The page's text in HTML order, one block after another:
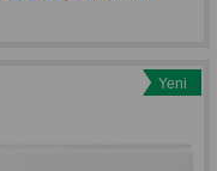
Yeni